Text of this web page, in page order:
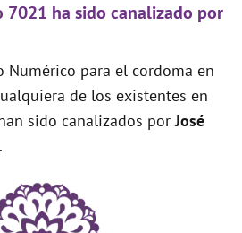
7021 ha sido canalizado por
Numérico para el cordoma en
de los existentes en
sido canalizados porJosé
.